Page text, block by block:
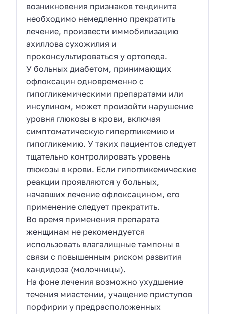
возникновения признаков тендинита
необходимо немедленно прекратить
лечение, произвести иммобилизацию
ахиллова сухожилия и
проконсультироваться у ортопеда.
У больных диабетом, принимающих
офлоксацин одновременно с
гипогликемическими препаратами или
инсулином, может произойти нарушение
уровня глюкозы в крови, включая
симптоматическую гипергликемию и
гипогликемию. У таких пациентов следует
тщательно контролировать уровень
глюкозы в крови. Если гипогликемические
реакции проявляются у больных,
начавших лечение офлоксацином, его
применение следует прекратить.
Во время применения препарата
женщинам не рекомендуется
использовать влагалищные тампоны в
связи с повышенным риском развития
кандидоза (молочницы).
На фоне лечения возможно ухудшение
течения миастении, учащение приступов
порфирии у предрасположенных